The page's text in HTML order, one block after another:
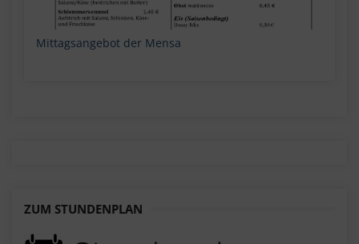
Mittagsangebot der Mensa
ZUM STUNDENPLAN